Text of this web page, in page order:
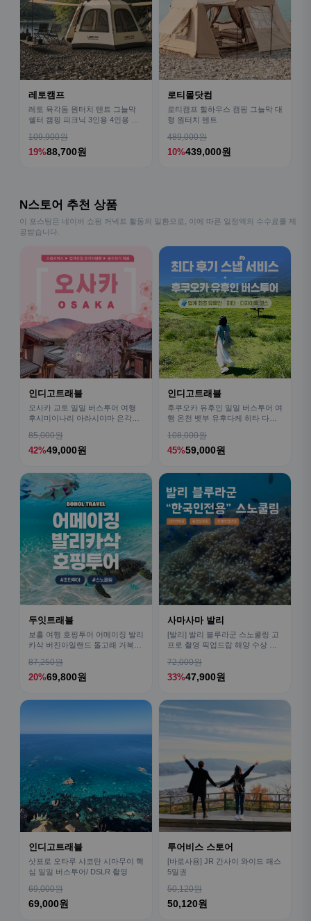
레토캠프
레토 육각돔 원터치 텐트 그늘막
쉘터 캠핑 피크닉 3인용 4인용 패
109,900원
19%88,700원
로티몰닷컴
로티캠프 힐하우스 캠핑 그늘막 대
형 원터치 텐트
489,000원
10%439,000원
N스토어 추천 상품
이 포스팅은 네이버 쇼핑 커넥트 활동의 일환으로, 이에 따른 일정액의 수수료를 제
공받습니다.
인디고트래블
오사카 교토 일일 버스투어 여행
후시미이나리 아라시야마 은각사
85,000원
42%49,000원
인디고트래블
후쿠오카 유후인 일일 버스투어 여
행 온천 벳부 유후다케 히타 다자
108,000원
45%59,000원
두잇트래블
보홀 여행 호핑투어 어메이징 발리
카삭 버진아일랜드 돌고래 거북이
87,250원
20%69,800원
사마사마 발리
[발리] 발리 블루라군 스노쿨링 고
프로 촬영 픽업드랍 해양 수상 액
72,000원
33%47,900원
인디고트래블
삿포로 오타루 샤코탄 시마무이 핵
심 일일 버스투어/ DSLR 촬영
69,000원
69,000원
투어비스 스토어
[바로사용] JR 간사이 와이드 패스
5일권
50,120원
50,120원